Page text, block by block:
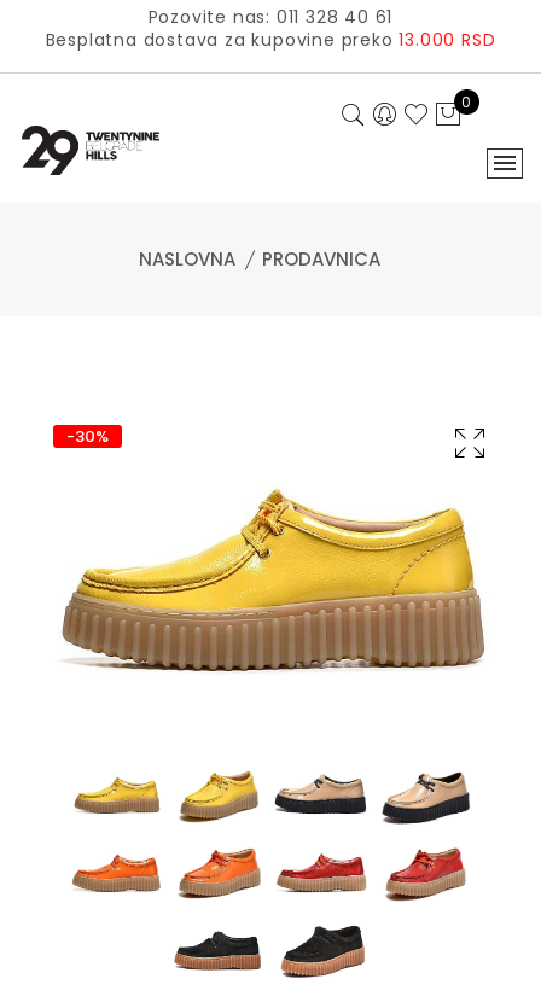
Pozovite nas: 011 328 40 61
Besplatna dostava za kupovine preko13.000 RSD
0
NASLOVNA PRODAVNICA
-30%